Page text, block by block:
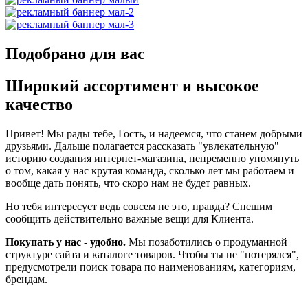
Подобрано для вас
Широкий ассортимент и высокое
качество
Привет! Мы рады тебе, Гость, и надеемся, что станем добрыми
друзьями. Дальше полагается рассказать "увлекательную"
историю создания интернет-магазина, непременно упомянуть
о том, какая у нас крутая команда, сколько лет мы работаем и
вообще дать понять, что скоро нам не будет равных.
Но тебя интересует ведь совсем не это, правда? Спешим
сообщить действительно важные вещи для Клиента.
Покупать у нас - удобно. Мы позаботились о продуманной
структуре сайта и каталоге товаров. Чтобы ты не "потерялся",
предусмотрели поиск товара по наименованиям, категориям,
брендам.